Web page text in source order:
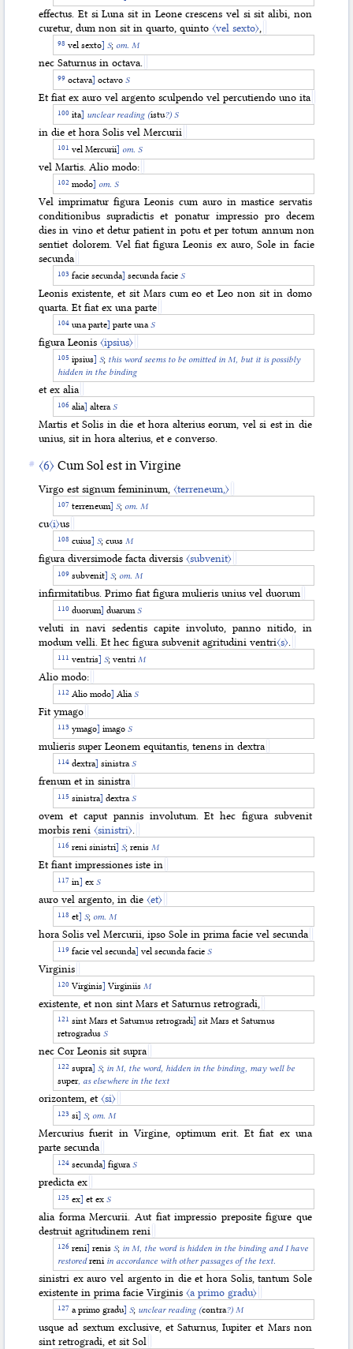
effectus. Et si Luna sit in Leone crescens vel si sit alibi, non
curetur, dum non sit in quarto, quinto〈vel sexto〉
vel sexto] S; om. M
nec Saturnus in octava.
octava] octavo S
Et fiat ex auro vel argento sculpendo vel percutiendo uno ita
ita] unclear reading (istu?) S
in die et hora Solis vel Mercurii
vel Mercurii] om. S
vel Martis. Alio modo:
modo] om. S
Vel imprimatur figura Leonis cum auro in mastice servatis
conditionibus supradictis et ponatur impressio pro decem
dies in vino et detur patient in potu et per totum annum non
sentiet dolorem. Vel fiat figura Leonis ex auro, Sole in facie
secunda
facie secunda] secunda facie S
Leonis existente, et sit Mars cum eo et Leo non sit in domo
quarta. Et fiat ex una parte
una parte] parte una S
figura Leonis〈ipsius〉
ipsius] S; this word seems to be omitted in M, but it is possibly
hidden in the binding
et ex alia
alia] altera S
Martis et Solis in die et hora alterius eorum, vel si est in die
unius, sit in hora alterius, et e converso.
〈6〉 Cum Sol est in Virgine
Virgo est signum femininum,〈terreneum,〉
terreneum] S; om. M
cu〈i〉us
cuius] S; cuus M
figura diversimode facta diversis〈subvenit〉
subvenit] S; om. M
infirmitatibus. Primo fiat figura mulieris unius vel duorum
duorum] duarumS
veluti in navi sedentis capite involuto, panno nitido, in
modum velli. Et hec figura subvenit agritudini ventri〈s〉.
ventris] S; ventri M
Alio modo:
Alio modo] AliaS
Fit ymago
ymago] imago S
mulieris super Leonem equitantis, tenens in dextra
dextra] sinistraS
frenum et in sinistra
sinistra] dextraS
ovem et caput pannis involutum. Et hec figura subvenit
morbis reni〈sinistri〉.
reni sinistri] S; renis M
Et fiant impressiones iste in
in] ex S
auro vel argento, in die〈et〉
et] S; om. M
hora Solis vel Mercurii, ipso Sole in prima facie vel secunda
facie vel secunda] vel secunda facie S
Virginis
Virginis] Virginiis M
existente, et non sint Mars et Saturnus retrogradi,
sint Mars et Saturnus retrogradi] sit Mars et Saturnus
retrogradus S
nec Cor Leonis sit supra
supra] S; in M, the word, hidden in the binding, may well be
super, as elsewhere in the text
orizontem, et〈si〉
si] S; om. M
Mercurius fuerit in Virgine, optimum erit. Et fiat ex una
parte secunda
secunda] figuraS
predicta ex
ex] et ex S
alia forma Mercurii. Aut fiat impressio preposite figure que
destruit agritudinem reni
reni] renis S; in M, the word is hidden in the binding and I have
restoredreni in accordance with other passages of the text.
sinistri ex auro vel argento in die et hora Solis, tantum Sole
existente in prima facie Virginis〈a primo gradu〉
a primo gradu] S; unclear reading (contra?) M
usque ad sextum exclusive, et Saturnus, Iupiter et Mars non
sint retrogradi, etsit Sol